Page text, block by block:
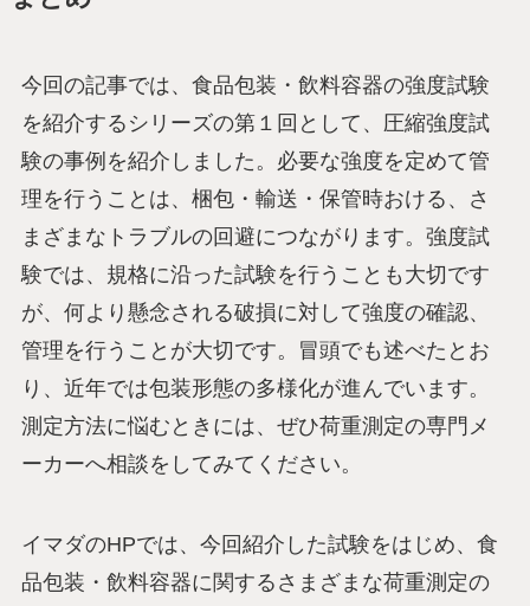
今回の記事では、食品包装・飲料容器の強度試験
を紹介するシリーズの第１回として、圧縮強度試
験の事例を紹介しました。必要な強度を定めて管
理を行うことは、梱包・輸送・保管時おける、さ
まざまなトラブルの回避につながります。強度試
験では、規格に沿った試験を行うことも大切です
が、何より懸念される破損に対して強度の確認、
管理を行うことが大切です。冒頭でも述べたとお
り、近年では包装形態の多様化が進んでいます。
測定方法に悩むときには、ぜひ荷重測定の専門メ
ーカーへ相談をしてみてください。
イマダのHPでは、今回紹介した試験をはじめ、食
品包装・飲料容器に関するさまざまな荷重測定の